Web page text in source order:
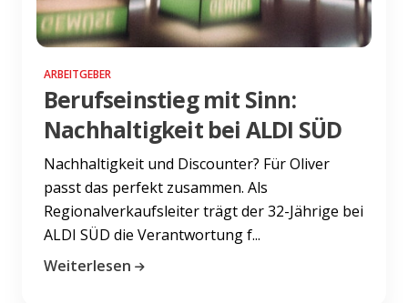
ARBEITGEBER
Berufseinstieg mit Sinn:
Nachhaltigkeit bei ALDI SÜD
Nachhaltigkeit und Discounter? Für Oliver
passt das perfekt zusammen. Als
Regionalverkaufsleiter trägt der 32-Jährige bei
ALDI SÜD die Verantwortung f...
Weiterlesen